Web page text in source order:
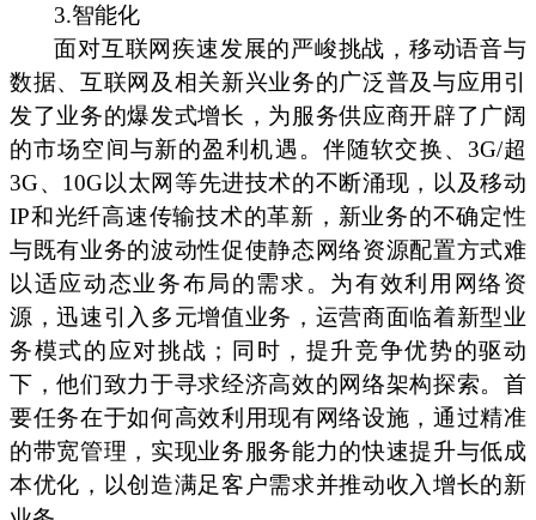
3.智能化
面对互联网疾速发展的严峻挑战，移动语音与
数据、互联网及相关新兴业务的广泛普及与应用引
发了业务的爆发式增长，为服务供应商开辟了广阔
的市场空间与新的盈利机遇。伴随软交换、3G/超
3G、10G以太网等先进技术的不断涌现，以及移动
IP和光纤高速传输技术的革新，新业务的不确定性
与既有业务的波动性促使静态网络资源配置方式难
以适应动态业务布局的需求。为有效利用网络资
源，迅速引入多元增值业务，运营商面临着新型业
务模式的应对挑战；同时，提升竞争优势的驱动
下，他们致力于寻求经济高效的网络架构探索。首
要任务在于如何高效利用现有网络设施，通过精准
的带宽管理，实现业务服务能力的快速提升与低成
本优化，以创造满足客户需求并推动收入增长的新